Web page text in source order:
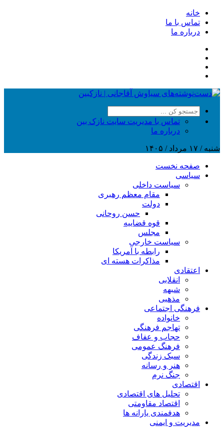
خانه
تماس با ما
درباره ما
تماس با مدیریت سایت نازک بین
درباره ما
شنبه / ۱۷ مرداد / ۱۴۰۵
صفحه نخست
سیاسی
سیاست داخلی
مقام معظم رهبری
دولت
حسن روحانی
قوه قضاییه
مجلس
سیاست خارجی
رابطه با آمریکا
مذاکرات هسته ای
اعتقادی
انقلابی
شبهه
مذهبی
فرهنگی اجتماعی
خانواده
تهاجم فرهنگی
حجاب و عفاف
فرهنگ عمومی
سبک زندگی
هنر و رسانه
جنگ نرم
اقتصادی
تحلیل های اقتصادی
اقتصاد مقاومتی
هدفمندی یارانه ها
مدیریت و ایمنی